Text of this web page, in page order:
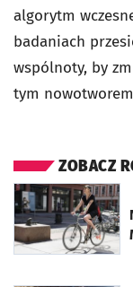
algorytm
badaniach
wspólnoty, by
tym
ZOBACZ
otworzy się w